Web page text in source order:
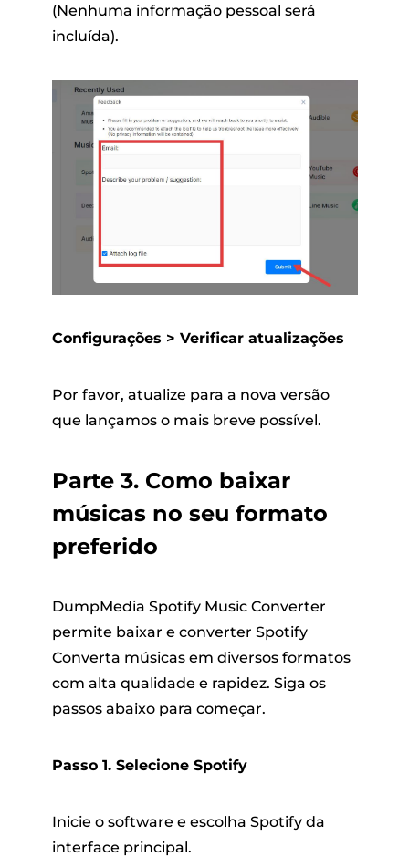
(Nenhuma informação pessoal será
incluída).
Configurações > Verificar atualizações
Por favor, atualize para a nova versão
que lançamos o mais breve possível.
Parte 3. Como baixar
músicas no seu formato
preferido
DumpMedia Spotify Music Converter
permite baixar e converter Spotify
Converta músicas em diversos formatos
com alta qualidade e rapidez. Siga os
passos abaixo para começar.
Passo 1. Selecione Spotify
Inicie o software e escolha Spotify da
interface principal.